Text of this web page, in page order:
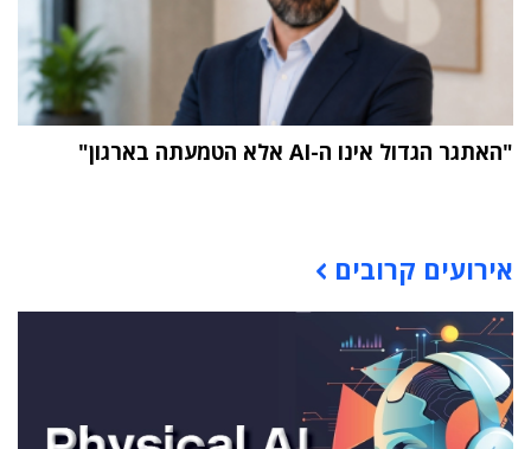
"האתגר הגדול אינו ה-AI אלא הטמעתה בארגון"
אירועים קרובים